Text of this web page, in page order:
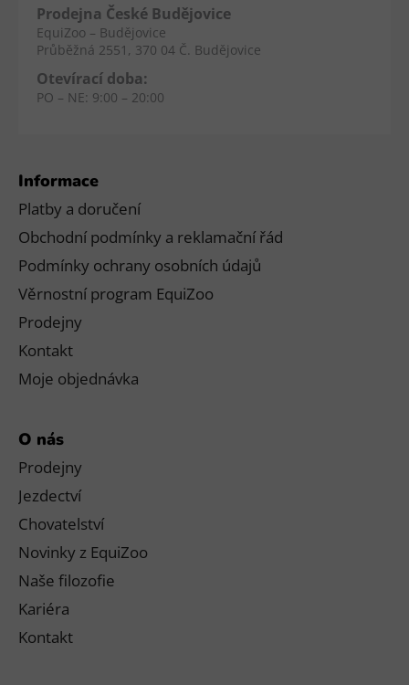
Informace
Platby a doručení
Obchodní podmínky a reklamační řád
Podmínky ochrany osobních údajů
Věrnostní program EquiZoo
Prodejny
Kontakt
Moje objednávka
O nás
Prodejny
Jezdectví
Chovatelství
Novinky z EquiZoo
Naše filozofie
Kariéra
Kontakt
Prodejna České Budějovice
EquiZoo – Budějovice
Průběžná 2551, 370 04 Č. Budějovice
Otevírací doba:
PO – NE: 9:00 – 20:00